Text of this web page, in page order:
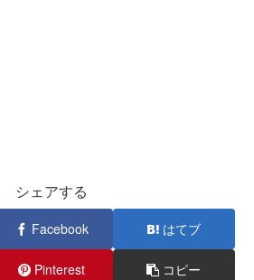
シェアする
Facebook はてブ
Pinterest コピー